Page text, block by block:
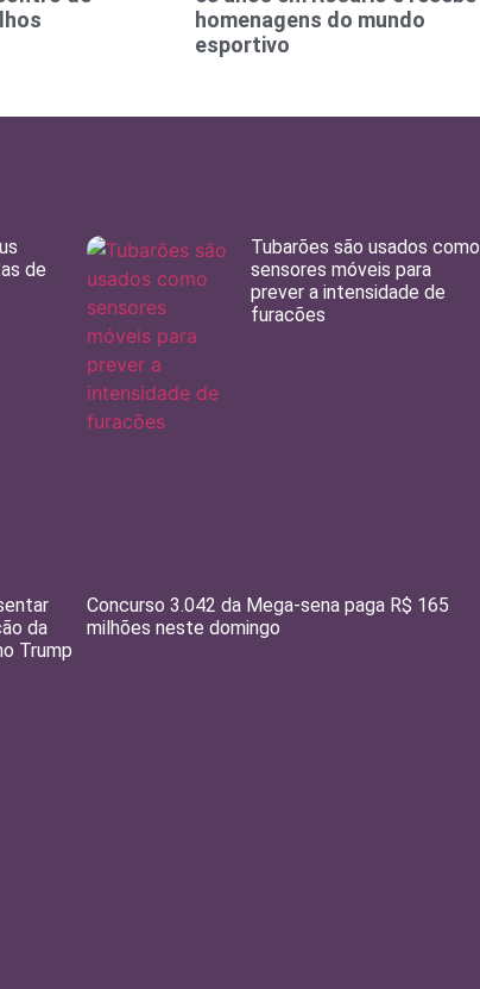
homenagens do mundo
esportivo
de
Tubarões são usados como
sensores móveis para
prever a intensidade de
furacões
da
Trump
Concurso 3.042 da Mega-sena paga R$ 165
milhões neste domingo